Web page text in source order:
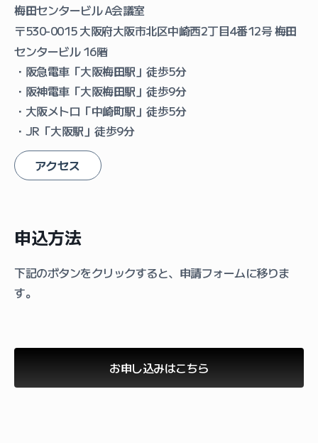
梅田センタービル A会議室
〒530-0015 大阪府大阪市北区中崎西2丁目4番12号 梅田
センタービル 16階
・阪急電車「大阪梅田駅」徒歩5分
・阪神電車「大阪梅田駅」徒歩9分
・大阪メトロ「中崎町駅」徒歩5分
・JR「大阪駅」徒歩9分
アクセス
申込方法
下記のボタンをクリックすると、申請フォームに移りま
す。
お申し込みはこちら